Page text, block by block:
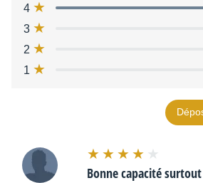
4
3
2
1
Bonne capacité surtout